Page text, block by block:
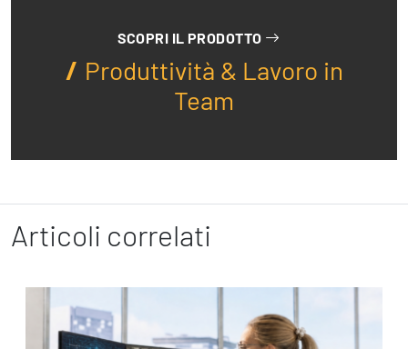
SCOPRI IL PRODOTTO
Produttività & Lavoro in
Team
Articoli correlati